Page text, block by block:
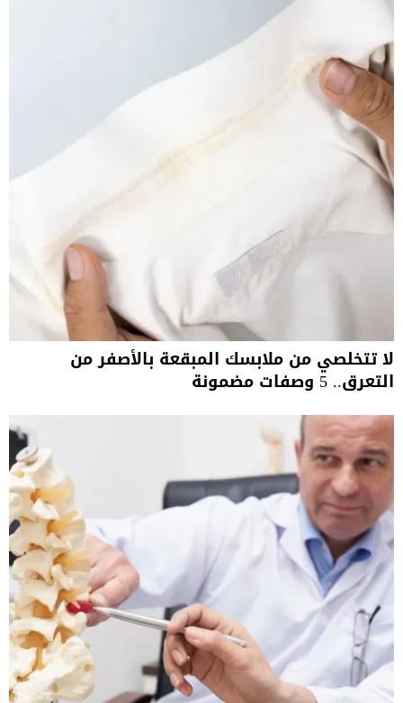
لا تتخلصي من ملابسك المبقعة بالأصفر من
التعرق.. 5 وصفات مضمونة